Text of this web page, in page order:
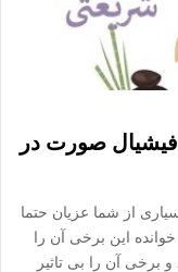
صورت در
از شما عزیان حتما
این برخی آن را
برخی آن را بی تاثیر